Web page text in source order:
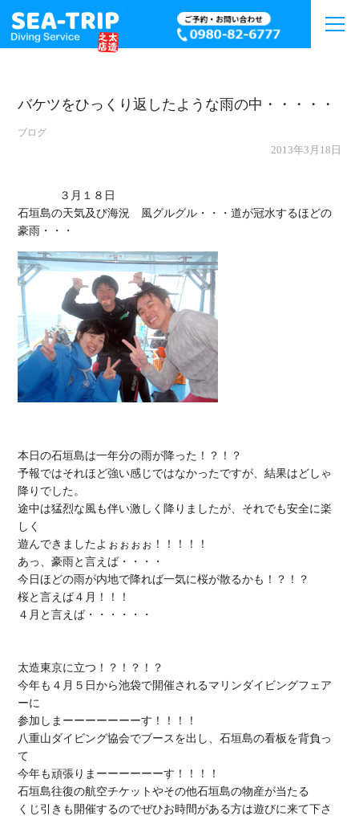
バケツをひっくり返したような雨の中・・・・・
ブログ
2013年3月18日
石垣島の天気及び海況　風グルグル・・・道が冠水するほどの
本日の石垣島は一年分の雨が降った！？！？
予報ではそれほど強い感じではなかったですが、結果はどしゃ
降りでした。
途中は猛烈な風も伴い激しく降りましたが、それでも安全に楽
しく
遊んできましたよぉぉぉぉ！！！！！
あっ、豪雨と言えば・・・・
今日ほどの雨が内地で降れば一気に桜が散るかも！？！？
桜と言えば４月！！！
４月と言えば・・・・・・
太造東京に立つ ！？！？！？
今年も４月５日から池袋で開催される マリンダイビングフェア
参加 しまーーーーーーーす！！！！
八重山ダイビング協会でブースを出し、石垣島の看板を背負っ
て
今年も頑張りまーーーーーーす！！！！
石垣島往復の航空チケットやその他石垣島の物産が当たる
くじ引きも開催するのでぜひお時間がある方は遊びに来て下さ